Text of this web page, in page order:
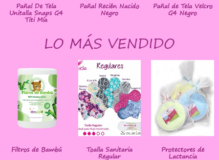
Pañal De Tela
Unitalla Snaps G4
Titi Mía
Pañal Recién Nacido
Negro
Pañal de Tela Velcro
G4 Negro
LO MÁS VENDIDO
Filtros de Bambú Toalla Sanitaria
Regular
Protectores de
Lactancia